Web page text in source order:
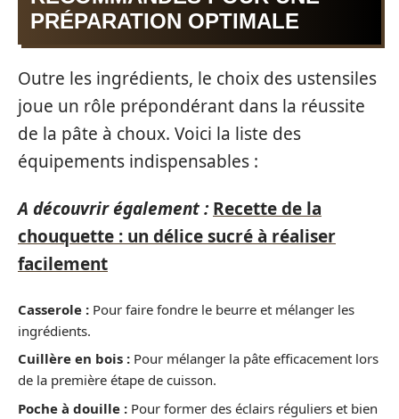
PRÉPARATION OPTIMALE
Outre les ingrédients, le choix des ustensiles
joue un rôle prépondérant dans la réussite
de la pâte à choux. Voici la liste des
équipements indispensables :
A découvrir également : Recette de la
chouquette : un délice sucré à réaliser
facilement
Casserole : Pour faire fondre le beurre et mélanger les
ingrédients.
Cuillère en bois : Pour mélanger la pâte efficacement lors
de la première étape de cuisson.
Poche à douille : Pour former des éclairs réguliers et bien